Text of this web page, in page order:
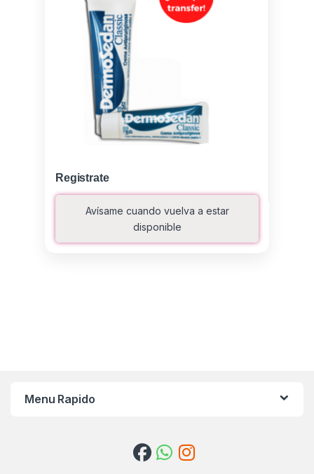
Registrate
Avísame cuando vuelva a estar
disponible
Menu Rapido